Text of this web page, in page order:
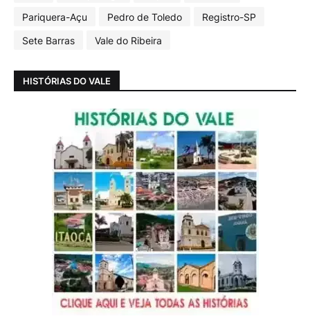
Pariquera-Açu
Pedro de Toledo
Registro-SP
Sete Barras
Vale do Ribeira
HISTÓRIAS DO VALE